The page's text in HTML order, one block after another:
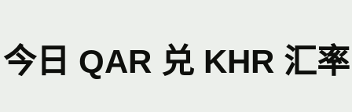
今日 QAR 兑 KHR 汇率